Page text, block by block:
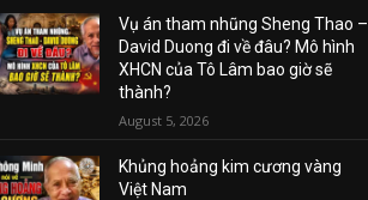
Vụ án tham nhũng Sheng Thao –
David Duong đi về đâu? Mô hình
XHCN của Tô Lâm bao giờ sẽ
thành?
August 5, 2026
Khủng hoảng kim cương vàng
Việt Nam